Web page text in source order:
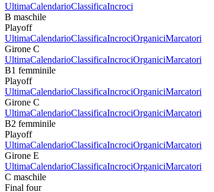
UltimaCalendarioClassificaIncroci
B maschile
Playoff
UltimaCalendarioClassificaIncrociOrganiciMarcatori
Girone C
UltimaCalendarioClassificaIncrociOrganiciMarcatori
B1 femminile
Playoff
UltimaCalendarioClassificaIncrociOrganiciMarcatori
Girone C
UltimaCalendarioClassificaIncrociOrganiciMarcatori
B2 femminile
Playoff
UltimaCalendarioClassificaIncrociOrganiciMarcatori
Girone E
UltimaCalendarioClassificaIncrociOrganiciMarcatori
C maschile
Final four